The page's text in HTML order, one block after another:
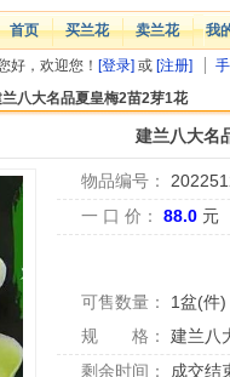
首页 买兰花 卖兰花 我
好，欢迎您！ [登录] 或 [注册]
八大名品夏皇梅2苗2芽1花
建兰八大名
物品编号：
一 口 价：
88.0 元
可售数量： 1盆(件)
规 格：
建兰八
剩余时间：
成交结